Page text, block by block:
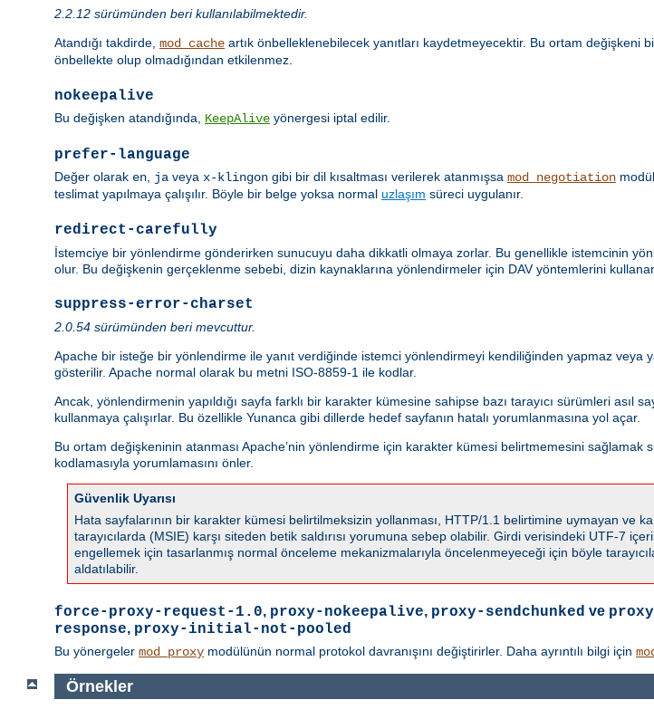
2.2.12 sürümünden beri kullanılabilmektedir.
Atandığı takdirde, mod_cache artık önbelleklenebilecek yanıtları kaydetmeyecektir. Bu ortam değişkeni
önbellekte olup olmadığından etkilenmez.
nokeepalive
Bu değişken atandığında, KeepAlive yönergesi iptal edilir.
prefer-language
Değer olarak en, ja veya x-klingon gibi bir dil kısaltması verilerek atanmışsa mod_negotiation
teslimat yapılmaya çalışılır. Böyle bir belge yoksa normal uzlaşım süreci uygulanır.
redirect-carefully
İstemciye bir yönlendirme gönderirken sunucuyu daha dikkatli olmaya zorlar. Bu genellikle istemcinin
olur. Bu değişkenin gerçeklenme sebebi, dizin kaynaklarına yönlendirmeler için DAV yöntemlerini
suppress-error-charset
2.0.54 sürümünden beri mevcuttur.
Apache bir isteğe bir yönlendirme ile yanıt verdiğinde istemci yönlendirmeyi kendiliğinden yapmaz veya
gösterilir. Apache normal olarak bu metni ISO-8859-1 ile kodlar.
Ancak, yönlendirmenin yapıldığı sayfa farklı bir karakter kümesine sahipse bazı tarayıcı sürümleri asıl
kullanmaya çalışırlar. Bu özellikle Yunanca gibi dillerde hedef sayfanın hatalı yorumlanmasına yol açar.
Bu ortam değişkeninin atanması Apache’nin yönlendirme için karakter kümesi belirtmemesini sağlamak
kodlamasıyla yorumlamasını önler.
Güvenlik Uyarısı
Hata sayfalarının bir karakter kümesi belirtilmeksizin yollanması, HTTP/1.1 belirtimine uymayan ve
tarayıcılarda (MSIE) karşı siteden betik saldırısı yorumuna sebep olabilir. Girdi verisindeki UTF-7
engellemek için tasarlanmış normal önceleme mekanizmalarıyla öncelenmeyeceği için böyle
aldatılabilir.
force-proxy-request-1.0, proxy-nokeepalive, proxy-sendchunked ve
response, proxy-initial-not-pooled
Bu yönergeler mod_proxy modülünün normal protokol davranışını değiştirirler. Daha ayrıntılı bilgi için
Örnekler